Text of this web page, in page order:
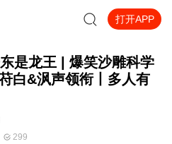
打开APP
是龙王 | 爆笑沙雕科学
白&沨声领衔丨多人有
299